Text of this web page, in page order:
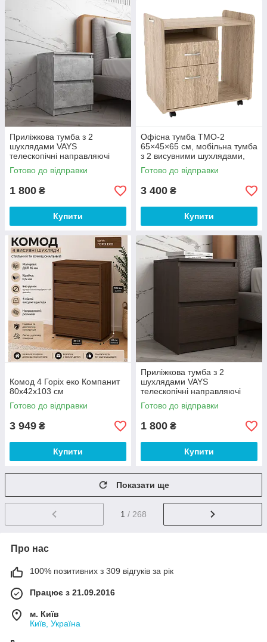
Приліжкова тумба з 2
шухлядами VAYS
телескопічні направляючі
Бетон 40х40х53 см
Готово до відправки
1 800 ₴
Купити
Офісна тумба ТМО-2
65×45×65 см, мобільна тумба
з 2 висувними шухлядами,
відкритою полицею та
коліщатками, Дуб сонома,
Готово до відправки
3 400 ₴
Купити
Комод 4 Горіх еко Компанит
80х42х103 см
Готово до відправки
3 949 ₴
Купити
Приліжкова тумба з 2
шухлядами VAYS
телескопічні направляючі
Венге Темний 40х40х53 см
Готово до відправки
1 800 ₴
Купити
Показати ще
1 / 268
Про нас
100% позитивних з 309 відгуків за рік
Працює з 21.09.2016
м. Київ
Київ, Україна